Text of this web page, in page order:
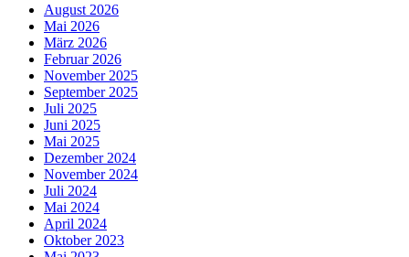
August 2026
Mai 2026
März 2026
Februar 2026
November 2025
September 2025
Juli 2025
Juni 2025
Mai 2025
Dezember 2024
November 2024
Juli 2024
Mai 2024
April 2024
Oktober 2023